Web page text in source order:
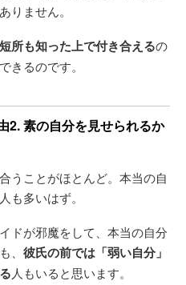
りません。
所も知った上で付き合えるの
きるのです。
2. 素の自分を見せられるか
うことがほとんど。本当の自
も多いはず。
ドが邪魔をして、本当の自分
、 彼氏の前では「弱い自分」
人もいると思います。